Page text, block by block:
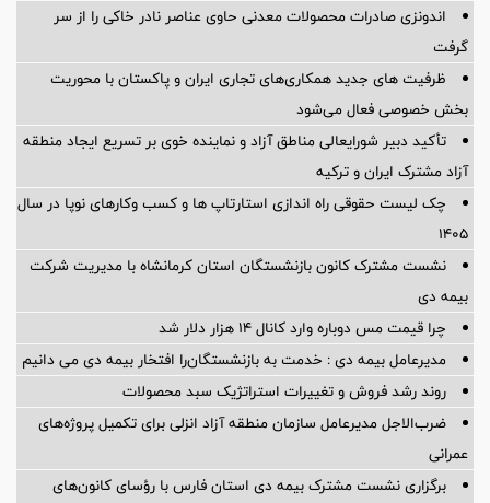
اندونزی صادرات محصولات معدنی حاوی عناصر نادر خاکی را از سر
گرفت
ظرفیت های جدید همکاری‌های تجاری ایران و پاکستان با محوریت
بخش خصوصی فعال می‌شود
تأکید دبیر شورایعالی مناطق آزاد و نماینده خوی بر تسریع ایجاد منطقه
آزاد مشترک ایران و ترکیه
چک لیست حقوقی راه اندازی استارتاپ ها و کسب وکارهای نوپا در سال
۱۴۰۵
نشست مشترک کانون بازنشستگان استان کرمانشاه با مدیریت شرکت
بیمه دی
چرا قیمت مس دوباره وارد کانال ۱۴ هزار دلار شد
مدیرعامل بیمه دی : خدمت به بازنشستگان‌را افتخار بیمه دی می دانیم
روند رشد فروش و تغییرات استراتژیک سبد محصولات
ضرب‌الاجل مدیرعامل سازمان منطقه آزاد انزلی برای تكمیل پروژه‌های
عمرانی
برگزاری نشست مشترک بیمه دی استان فارس با رؤسای کانون‌های